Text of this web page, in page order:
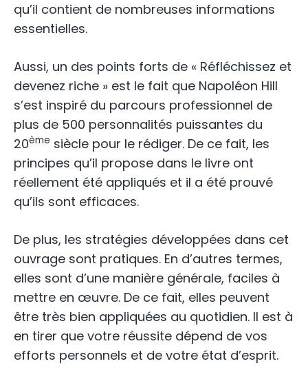
qu’il contient de nombreuses informations
essentielles.
Aussi, un des points forts de « Réfléchissez et
devenez riche » est le fait que Napoléon Hill
s’est inspiré du parcours professionnel de
plus de 500 personnalités puissantes du
20ème siècle pour le rédiger. De ce fait, les
principes qu’il propose dans le livre ont
réellement été appliqués et il a été prouvé
qu’ils sont efficaces.
De plus, les stratégies développées dans cet
ouvrage sont pratiques. En d’autres termes,
elles sont d’une manière générale, faciles à
mettre en œuvre. De ce fait, elles peuvent
être très bien appliquées au quotidien. Il est à
en tirer que votre réussite dépend de vos
efforts personnels et de votre état d’esprit.